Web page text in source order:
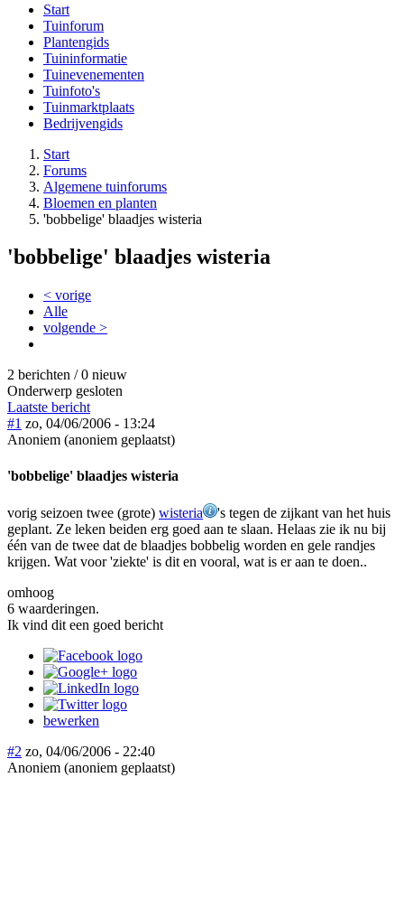
Start
Tuinforum
Plantengids
Tuininformatie
Tuinevenementen
Tuinfoto's
Tuinmarktplaats
Bedrijvengids
Start
Forums
Algemene tuinforums
Bloemen en planten
'bobbelige' blaadjes wisteria
'bobbelige' blaadjes wisteria
< vorige
Alle
volgende >
2 berichten / 0 nieuw
Onderwerp gesloten
Laatste bericht
#1 zo, 04/06/2006 - 13:24
Anoniem (anoniem geplaatst)
'bobbelige' blaadjes wisteria
vorig seizoen twee (grote) wisteria
's tegen de zijkant van het huis
geplant. Ze leken beiden erg goed aan te slaan. Helaas zie ik nu bij
één van de twee dat de blaadjes bobbelig worden en gele randjes
krijgen. Wat voor 'ziekte' is dit en vooral, wat is er aan te doen..
omhoog
6 waarderingen.
Ik vind dit een goed bericht
bewerken
#2 zo, 04/06/2006 - 22:40
Anoniem (anoniem geplaatst)